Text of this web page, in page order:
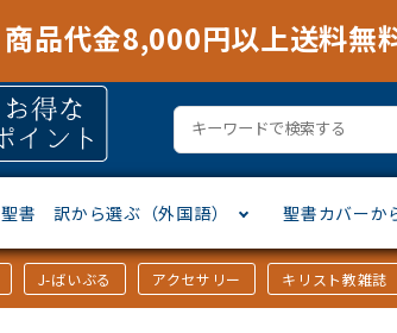
商品代金8,000円以上送料無
聖書 訳から選ぶ（外国語） 聖書カバーか
J-ばいぶる アクセサリー キリスト教雑誌